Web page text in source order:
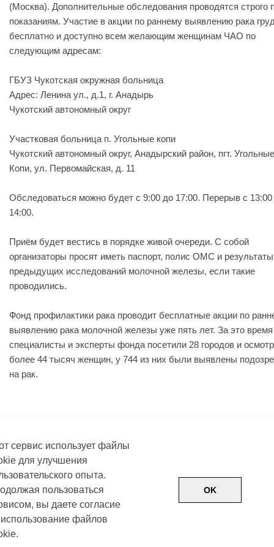
(Москва). Дополнительные обследования проводятся строго
показаниям. Участие в акции по раннему выявлению рака
бесплатно и доступно всем желающим женщинам ЧАО по
следующим адресам:
ГБУЗ Чукотская окружная больница
Адрес: Ленина ул., д.1, г. Анадырь
Чукотский автономный округ
Участковая больница п. Угольные копи
Чукотский автономный округ, Анадырский район, пгт. Угольные
Копи, ул. Первомайская, д. 11
Обследоваться можно будет с 9:00 до 17:00. Перерыв с
14:00.
Приём будет вестись в порядке живой очереди. С собой
организаторы просят иметь паспорт, полис ОМС и результаты
предыдущих исследований молочной железы, если такие
проводились.
Фонд профилактики рака проводит бесплатные акции по
выявлению рака молочной железы уже пять лет. За это время
специалисты и эксперты фонда посетили 28 городов и
более 44 тысяч женщин, у 744 из них были выявлены
на рак.
Пользовательское соглашение
Условия использования контента
сервис использует файлы
для улучшения
опыта.
пользоваться
вы даете согласие
файлов
OK